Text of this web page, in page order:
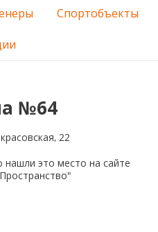
Спортобъекты
№64
22
нашли это место на сайте